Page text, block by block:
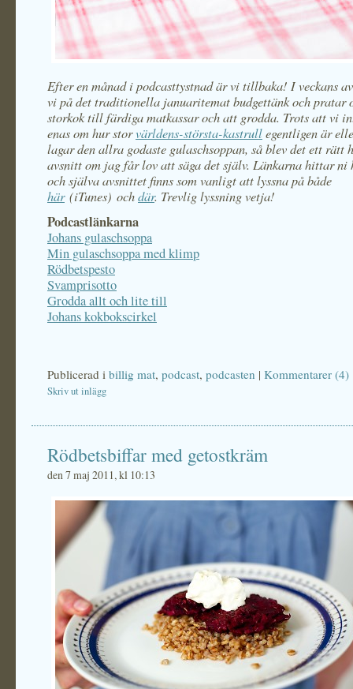
Efter en månad i podcasttystnad är vi tillbaka! I veckans
vi på det traditionella januaritemat budgettänk och pratar
storkok till färdiga matkassar och att grodda. Trots att vi
enas om hur storvärldens-största-kastrullegentligen är
lagar den allra godaste gulaschsoppan, så blev det ett rätt
avsnitt om jag får lov att säga det själv. Länkarna hittar ni
och själva avsnittet finns som vanligt att lyssna på både
här(iTunes) ochdär. Trevlig lyssning vetja!
Podcastlänkarna
Johans gulaschsoppa
Min gulaschsoppa med klimp
Rödbetspesto
Svamprisotto
Grodda allt och lite till
Johans kokbokscirkel
Publicerad i billig mat, podcast, podcasten | Kommentarer (4)
Skriv ut inlägg
Rödbetsbiffar med getostkräm
den 7 maj 2011, kl 10:13